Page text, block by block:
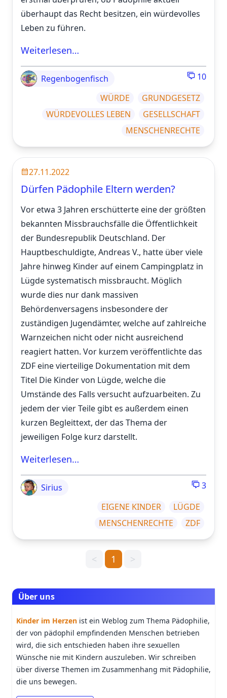
überhaupt das Recht besitzen, ein würdevolles
Leben zu führen.
Weiterlesen…
Regenbogenfisch
10
WÜRDE
GRUNDGESETZ
WÜRDEVOLLES LEBEN
GESELLSCHAFT
MENSCHENRECHTE
27.11.2022
Dürfen Pädophile Eltern werden?
Vor etwa 3 Jahren erschütterte eine der größten
bekannten Missbrauchsfälle die Öffentlichkeit
der Bundesrepublik Deutschland. Der
Hauptbeschuldigte, Andreas V., hatte über viele
Jahre hinweg Kinder auf einem Campingplatz in
Lügde systematisch missbraucht. Möglich
wurde dies nur dank massiven
Behördenversagens insbesondere der
zuständigen Jugendämter, welche auf zahlreiche
Warnzeichen nicht oder nicht ausreichend
reagiert hatten. Vor kurzem veröffentlichte das
ZDF eine vierteilige Dokumentation mit dem
Titel Die Kinder von Lügde, welche die
Umstände des Falls versucht aufzuarbeiten. Zu
jedem der vier Teile gibt es außerdem einen
kurzen Begleittext, der das Thema der
jeweiligen Folge kurz darstellt.
Weiterlesen…
Sirius
3
EIGENE KINDER
LÜGDE
MENSCHENRECHTE
ZDF
< 1 >
Über uns
Kinder im Herzen ist ein Weblog zum Thema Pädophilie,
der von pädophil empfindenden Menschen betrieben
wird, die sich entschieden haben ihre sexuellen
Wünsche nie mit Kindern auszuleben. Wir schreiben
über diverse Themen im Zusammenhang mit Pädophilie,
die uns bewegen.